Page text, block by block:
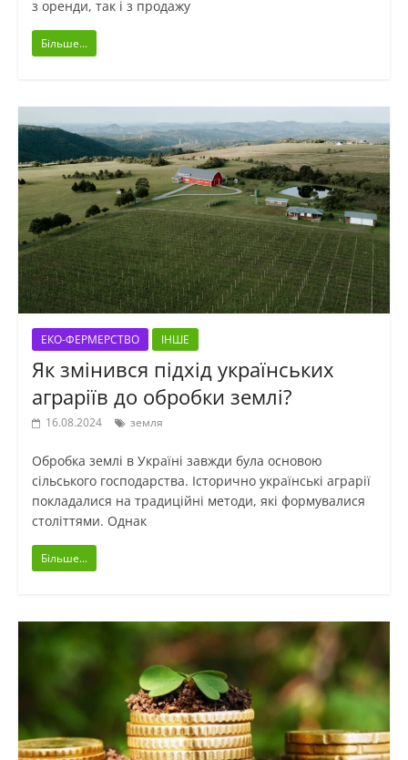
з оренди, так і з продажу
Більше...
ЕКО-ФЕРМЕРСТВО ІНШЕ
Як змінився підхід українських
аграріїв до обробки землі?
16.08.2024 земля
Обробка землі в Україні завжди була основою
сільського господарства. Історично українські аграрії
покладалися на традиційні методи, які формувалися
століттями. Однак
Більше...